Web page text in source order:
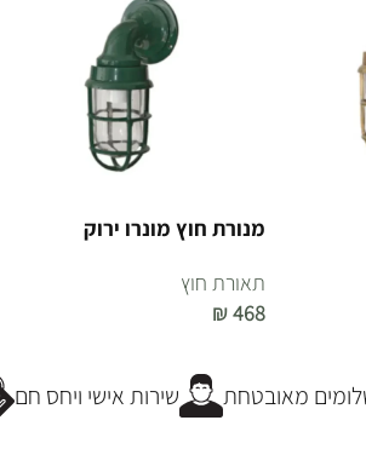
מנורת חוץ מונרו ירוק
תאורת חוץ
₪468
שירות אישי ויחס חם מאובטחת